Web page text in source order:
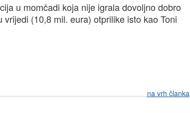
u momčadi koja nije igrala dovoljno dobro
(10,8 mil. eura) otprilike isto kao Toni
na vrh članka